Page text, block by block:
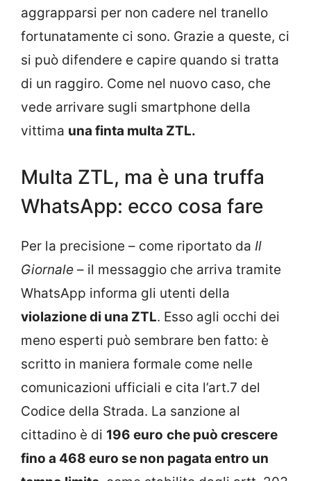
aggrapparsi per non cadere nel tranello
fortunatamente ci sono. Grazie a queste, ci
si può difendere e capire quando si tratta
di un raggiro. Come nel nuovo caso, che
vede arrivare sugli smartphone della
vittima una finta multa ZTL.
Multa ZTL, ma è una truffa
WhatsApp: ecco cosa fare
Per la precisione – come riportato da Il
Giornale – il messaggio che arriva tramite
WhatsApp informa gli utenti della
violazione di una ZTL. Esso agli occhi dei
meno esperti può sembrare ben fatto: è
scritto in maniera formale come nelle
comunicazioni ufficiali e cita l’art.7 del
Codice della Strada. La sanzione al
cittadino è di 196 euro che può crescere
fino a 468 euro se non pagata entro un